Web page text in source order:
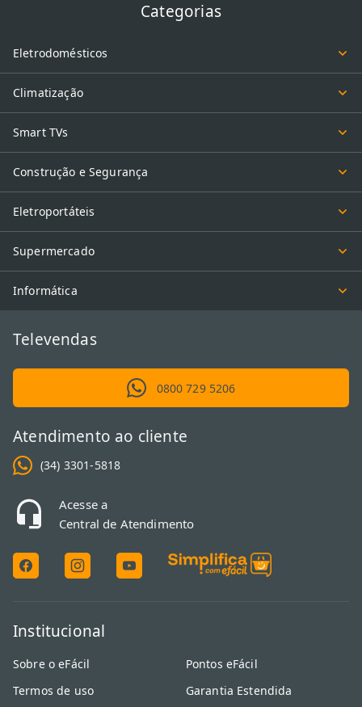
Categorias
Eletrodomésticos
Climatização
Smart TVs
Construção e Segurança
Eletroportáteis
Supermercado
Informática
Televendas
0800 729 5206
Atendimento ao cliente
(34) 3301-5818
Acesse a
Central de Atendimento
Institucional
Sobre o eFácil
Termos de uso
Pontos eFácil
Garantia Estendida